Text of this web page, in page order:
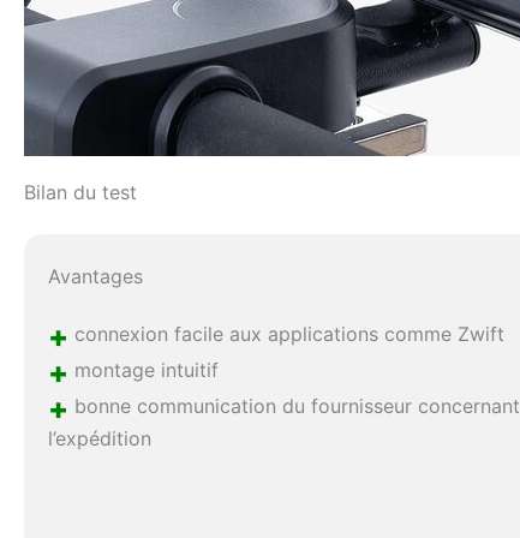
Bilan du test
Avantages
+ connexion facile aux applications comme Zwift
+ montage intuitif
+ bonne communication du fournisseur concernant
l’expédition